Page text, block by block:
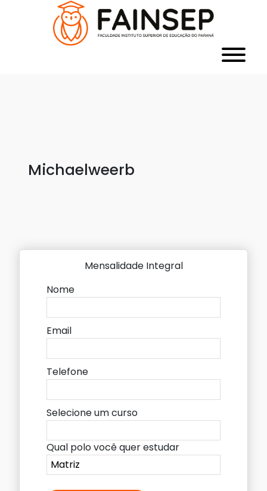
Michaelweerb
Mensalidade Integral
Nome
Email
Telefone
Selecione um curso
Qual polo você quer estudar